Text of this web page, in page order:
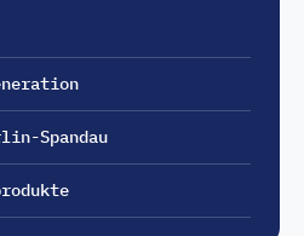
Spandau